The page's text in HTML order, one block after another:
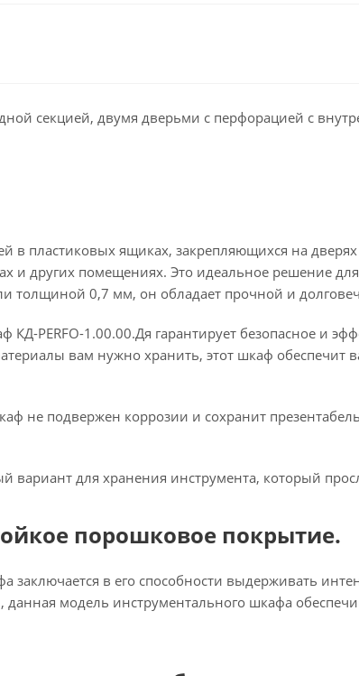
секцией, двумя дверьми с перфорацией с
в пластиковых ящиках, закрепляющихся на
и других помещениях. Это идеальное решение
толщиной 0,7 мм, он обладает прочной и
КД-PERFO-1.00.00.Дя гарантирует безопасное и
вам нужно хранить, этот шкаф обеспечит
не подвержен коррозии и сохранит
для хранения инструмента, который
порошковое покрытие.
в его способности выдерживать
данная модель инструментального шкафа